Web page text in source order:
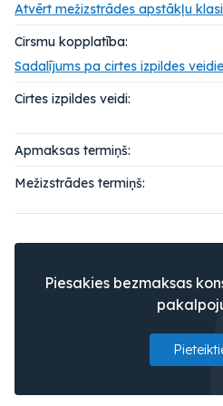
Atvērt mežizstrādes apstākļu
Cirsmu kopplatība:
Sadalījums pa cirtes izpildes
Cirtes izpildes veidi:
Apmaksas termiņš:
Mežizstrādes termiņš:
Piesakies bezmaksas